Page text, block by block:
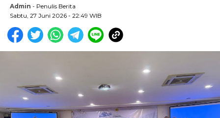
Admin - Penulis Berita
Sabtu, 27 Juni 2026 - 22:49 WIB